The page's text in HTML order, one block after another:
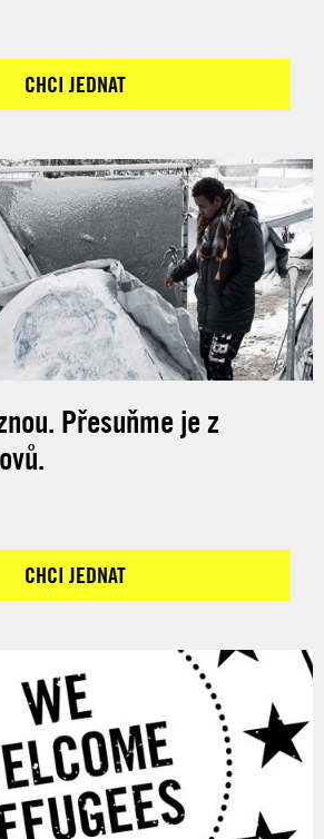
CHCI JEDNAT
Přesuňme je z
CHCI JEDNAT